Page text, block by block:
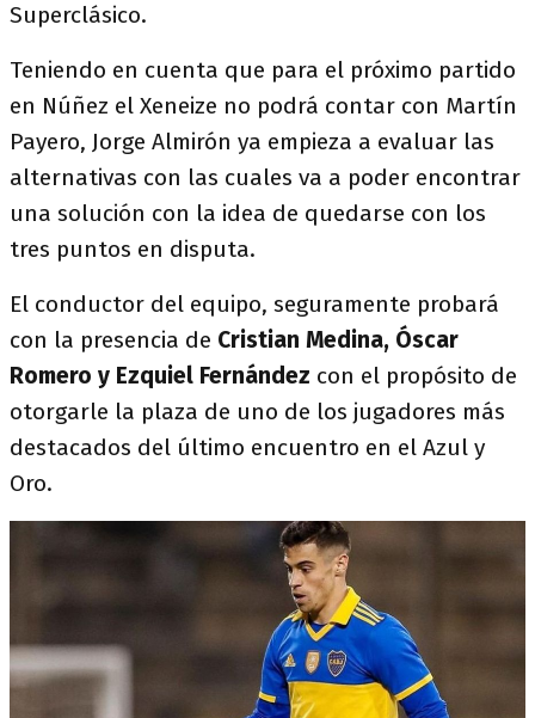
Superclásico.
Teniendo en cuenta que para el próximo partido
en Núñez el Xeneize no podrá contar con Martín
Payero, Jorge Almirón ya empieza a evaluar las
alternativas con las cuales va a poder encontrar
una solución con la idea de quedarse con los
tres puntos en disputa.
El conductor del equipo, seguramente probará
con la presencia de Cristian Medina, Óscar
Romero y Ezquiel Fernández con el propósito de
otorgarle la plaza de uno de los jugadores más
destacados del último encuentro en el Azul y
Oro.